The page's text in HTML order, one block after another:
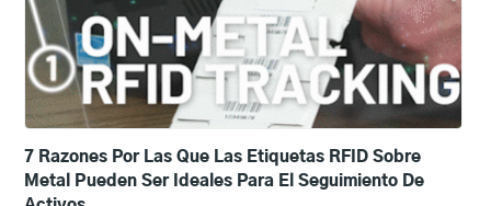
7 Razones Por Las Que Las Etiquetas RFID Sobre
Metal Pueden Ser Ideales Para El Seguimiento De